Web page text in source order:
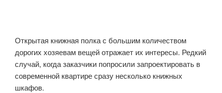
Открытая книжная полка с большим количеством
дорогих хозяевам вещей отражает их интересы. Редкий
случай, когда заказчики попросили запроектировать в
современной квартире сразу несколько книжных
шкафов.